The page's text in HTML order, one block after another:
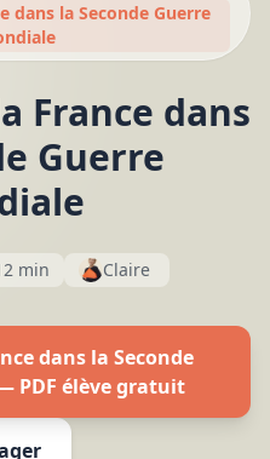
dans la Seconde Guerre
France dans
Guerre
min Claire
dans la Seconde
PDF élève gratuit